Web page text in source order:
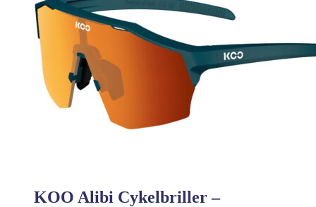
KOO Alibi Cykelbriller –